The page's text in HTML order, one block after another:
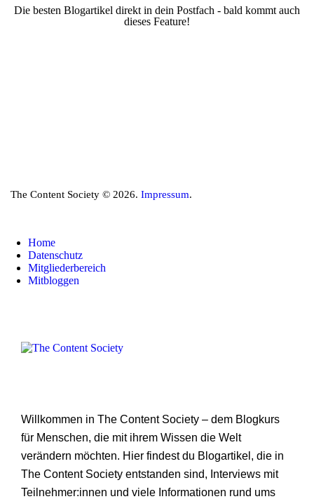
Die besten Blogartikel direkt in dein Postfach - bald kommt auch
dieses Feature!
The Content Society © 2026. Impressum.
Home
Datenschutz
Mitgliederbereich
Mitbloggen
Willkommen in The Content Society – dem Blogkurs
für Menschen, die mit ihrem Wissen die Welt
verändern möchten. Hier findest du Blogartikel, die in
The Content Society entstanden sind, Interviews mit
Teilnehmer:innen und viele Informationen rund ums